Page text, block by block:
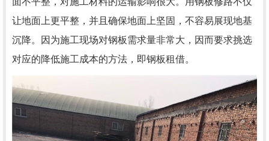
让地面上更平整，并且确保地面上坚固，不容易展现地基
沉降。因为施工现场对钢板需求量非常大，因而要求挑选
对应的降低施工成本的方法，即钢板租借。